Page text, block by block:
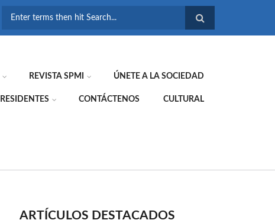
REVISTA SPMI ÚNETE A LA SOCIEDAD
RESIDENTES CONTÁCTENOS CULTURAL
ARTÍCULOS DESTACADOS